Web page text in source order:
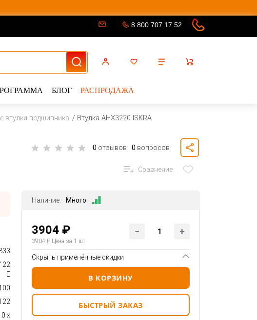
8 800 707 17 52
БЛОГ РАСПРОДАЖА
втулки подшипника Втулка AHX3220 ISKRA
0 отзывов 0 вопросов
22
E
22
x
Сравнение
Наличие: Много
3904 ₽
3904 ₽Цена за 1 шт
Скрыть применённые скидки
В КОРЗИНУ
БЫСТРЫЙ ЗАКАЗ